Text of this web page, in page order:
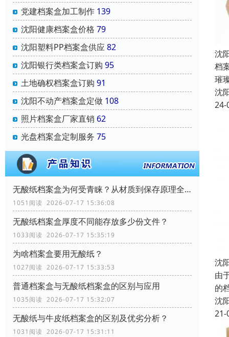
党建档案盒加工制作 139
沈阳健康档案盒价格 79
沈阳塑料PP档案盒供应82
沈阳银行类档案盒订购 95
土地确权档案盒订购 91
沈阳不动产档案盒定做 108
照片档案盒厂家直销 62
光盘档案盒定制服务 75
无酸纸档案盒为何受青睐？从材质到保存原理全解析
1051阅读 2026-07-17 15:36:08
无酸纸档案盒厚度不同能存放多少份文件？
1033阅读 2026-07-17 15:35:19
为啥档案盒要用无酸纸？
1027阅读 2026-07-17 15:33:53
普通档案盒与无酸纸档案盒的区别与应用
1035阅读 2026-07-17 15:32:07
无酸纸与牛皮纸档案盒的区别及优劣分析？
1031阅读 2026-07-17 15:31:11
沈
档
璀
沈
24-
沈
由
的
沈
21-